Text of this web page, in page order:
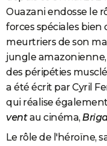
Ouazani endosse le
forces spéciales
meurtriers de son
jungle amazonienne,
des péripéties
a été écrit par Cyril
qui réalise
ventau cinéma,
Le rôle de l'héroïne,